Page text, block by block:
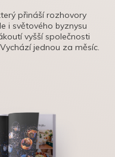
přináší rozhovory
i světového byznysu
vyšší společnosti
jednou za měsíc.